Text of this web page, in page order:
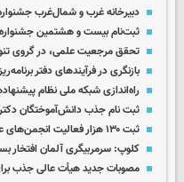
دبیرخانه غرب و شمال‌غرب
ثبت‌نام بیست و هشتمین
تحقق مرجعیت علمی، در گروی
بازنگری در فرآیندهای دفتر
راه‌اندازی شبکه ملی نظام
ثبت نام جذب دانش‌آموختگان دکتری در
ثبت ۱۳۰ هزار فعالیت انجمن‌های علمی دانشجویی در کشور
کلوپ: سرمربیگری آلمان افتخار
مصوبات جدید هیأت عالی جذب